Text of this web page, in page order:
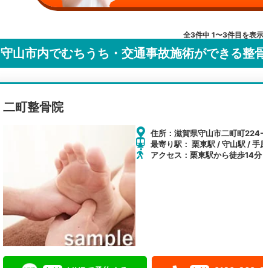
全3件中 1〜3件目を表示
守山市内でむちうち・交通事故施術ができる整
二町整骨院
住所：滋賀県守山市二町町
最寄り駅： 栗東駅 / 守山駅 / 手
アクセス：栗東駅から徒歩14分